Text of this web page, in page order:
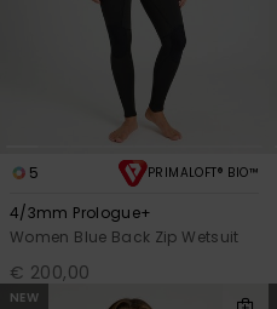
5 PRIMALOFT® BIO™
4/3mm Prologue+
Women Blue Back Zip Wetsuit
€ 200,00
NEW